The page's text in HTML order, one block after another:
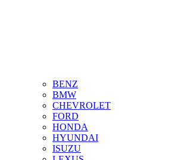
BENZ
BMW
CHEVROLET
FORD
HONDA
HYUNDAI
ISUZU